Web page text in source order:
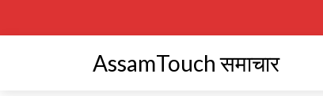
AssamTouch समाचार